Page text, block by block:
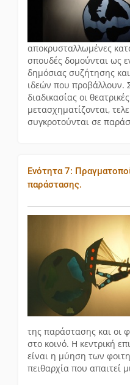
αποκρυσταλλωμένες
σπουδές δομούνται ως
δημόσιας συζήτησης
ιδεών που προβάλλουν.
διαδικασίας οι
μετασχηματίζονται,
συγκροτούνται σε
Ενότητα 7:
παράστασης.
της παράστασης και οι
στο κοινό. Η κεντρική
είναι η μύηση των
πειθαρχία που απαιτεί